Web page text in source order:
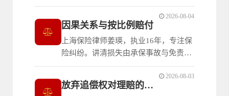
补偿原则：合同中的扣减条款有效、被
保险人可先行向保险公司索赔、第三方
赔付与保险金总和超过实际损失时构成
不当得利须返还。
因果关系与按比例赔付
上海保险律师姜瑛，执业16年，专注保
险纠纷。讲清损失由承保事故与免责事
由共同导致时的处理规则：法院按承保
风险所占比例判决赔付，双方各负举证
责任不可免除，帮助消费者理解因果关
2026-08-04
放弃追偿权对理赔的影响
2026-08-03